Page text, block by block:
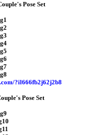
Pose Set
?il666fb2j62j2b8
Pose Set